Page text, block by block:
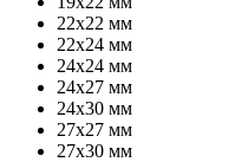
22х22 мм
22х24 мм
24х24 мм
24х27 мм
24х30 мм
27х27 мм
27х30 мм